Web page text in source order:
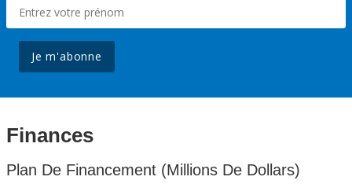
Je m'abonne
Finances
Plan De Financement (Millions De Dollars)